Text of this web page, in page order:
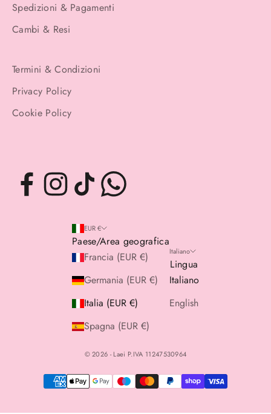
Spedizioni & Pagamenti
Cambi & Resi
Termini & Condizioni
Privacy Policy
Cookie Policy
EUR €
Paese/Area geografica
Francia (EUR €)
Germania (EUR €)
Italia (EUR €)
Spagna (EUR €)
Italiano
Lingua
Italiano
English
© 2026 - Laei P.IVA 11247530964